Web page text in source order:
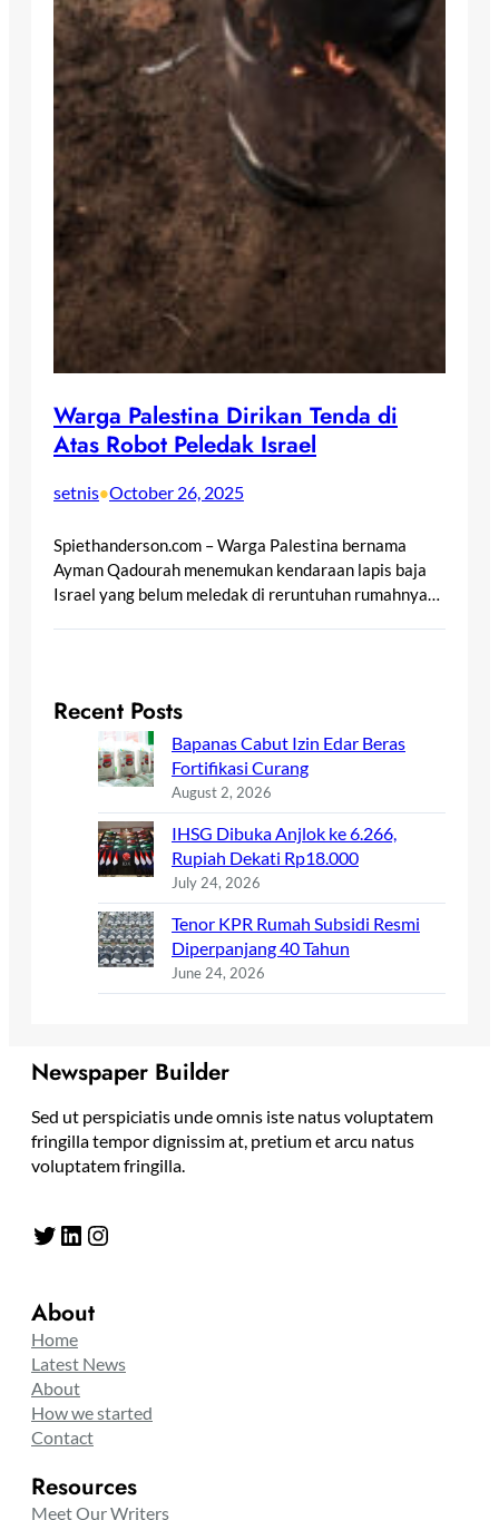
Warga Palestina Dirikan Tenda di
Atas Robot Peledak Israel
setnis•October 26, 2025
Spiethanderson.com – Warga Palestina bernama
Ayman Qadourah menemukan kendaraan lapis baja
Israel yang belum meledak di reruntuhan rumahnya…
Recent Posts
Bapanas Cabut Izin Edar Beras
Fortifikasi Curang
August 2, 2026
IHSG Dibuka Anjlok ke 6.266,
Rupiah Dekati Rp18.000
July 24, 2026
Tenor KPR Rumah Subsidi Resmi
Diperpanjang 40 Tahun
June 24, 2026
Newspaper Builder
Sed ut perspiciatis unde omnis iste natus voluptatem
fringilla tempor dignissim at, pretium et arcu natus
voluptatem fringilla.
Twitter LinkedIn Instagram
About
Home
Latest News
About
How we started
Contact
Resources
Meet Our Writers